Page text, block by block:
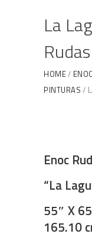
La
Rudas
HOME
PINTURAS
Enoc
“La
55″ X
165.10